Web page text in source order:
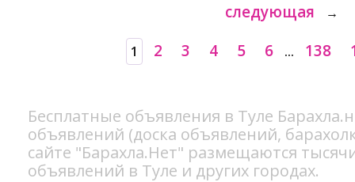
следующая →
1 2 3 4 5 6 ... 138
Бесплатные объявления в Туле
объявлений (доска объявлений,
сайте "Барахла.Нет" размещаются
объявлений в Туле и других городах.